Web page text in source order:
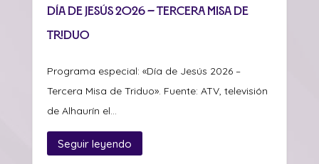
Día de Jesús 2026 – Tercera Misa de
Triduo
Programa especial: «Día de Jesús 2026 –
Tercera Misa de Triduo». Fuente: ATV, televisión
de Alhaurín el...
Seguir leyendo